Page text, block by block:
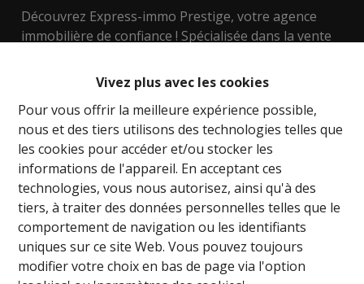
Vivez plus avec les cookies
Pour vous offrir la meilleure expérience possible,
nous et des tiers utilisons des technologies telles que
les cookies pour accéder et/ou stocker les
informations de l'appareil. En acceptant ces
technologies, vous nous autorisez, ainsi qu'à des
tiers, à traiter des données personnelles telles que le
comportement de navigation ou les identifiants
uniques sur ce site Web. Vous pouvez toujours
modifier votre choix en bas de page via l'option
Découvrez Express-immo Prestige, votre agence
immobilière de confiance ! Spécialisée dans la vente
passionnée du bâtiment est là pour vous
accompagner dans toutes vos démarches
immobilières.
Nous mettons à votre disposition notre expertise
dans l'évaluation des biens, les techniques de
construction, les aspects urbanistiques, y compris le
développement de terrains. Que vous recherchiez
une maison, un appartement ou un bien
d'investissement, nous sommes là pour vous aider à
trouver la perle rare.